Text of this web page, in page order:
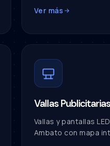
Ver más
Vallas
Vallas y pantallas
Ambato con mapa